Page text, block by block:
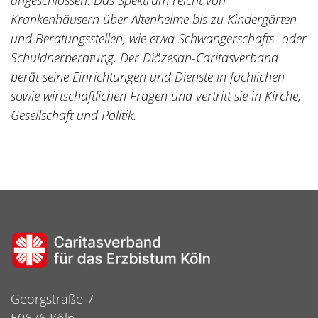
Krankenhäusern über Altenheime bis zu Kindergärten
und Beratungsstellen, wie etwa Schwangerschafts- oder
Schuldnerberatung. Der Diözesan-Caritasverband
berät seine Einrichtungen und Dienste in fachlichen
sowie wirtschaftlichen Fragen und vertritt sie in Kirche,
Gesellschaft und Politik.
Georgstraße 7